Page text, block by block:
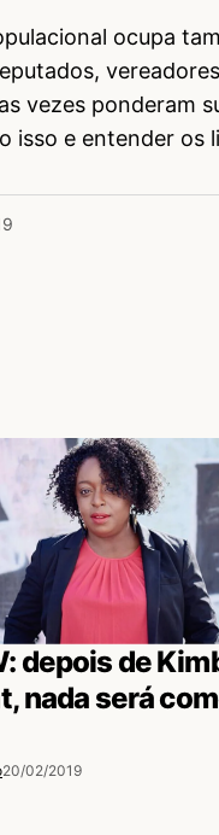
ocupa
vezes ponderam
isso e entender os
depois de
nada será
20/02/2019